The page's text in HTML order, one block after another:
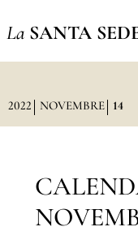
La SANTA
2022 NOVEMBRE 14